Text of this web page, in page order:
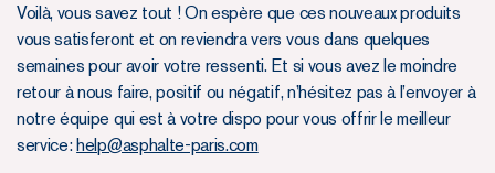
Voilà, vous savez tout ! On espère que ces nouveaux produits
vous satisferont et on reviendra vers vous dans quelques
semaines pour avoir votre ressenti. Et si vous avez le moindre
retour à nous faire, positif ou négatif, n’hésitez pas à l’envoyer à
notre équipe qui est à votre dispo pour vous offrir le meilleur
service:help@asphalte-paris.com